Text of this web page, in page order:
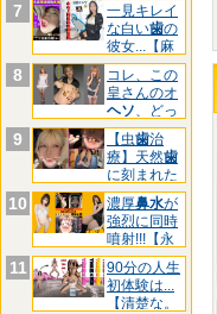
7
一見キレイ
な白い歯の
彼女...【麻
酔
8
コレ、この
皇さんのオ
ヘソ、どっ
ちです
9 【虫歯治
療】天然歯
に刻まれた
黒印‼ゆ
10 濃厚鼻水が
強烈に同時
噴射!!!【永
久
11
90分の人生
初体験は...
【清楚な。